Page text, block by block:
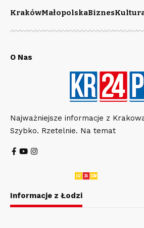
KrakówMałopolskaBiznes
O Nas
Najważniejsze informacje z
Szybko. Rzetelnie. Na temat
Informacje z Łodzi